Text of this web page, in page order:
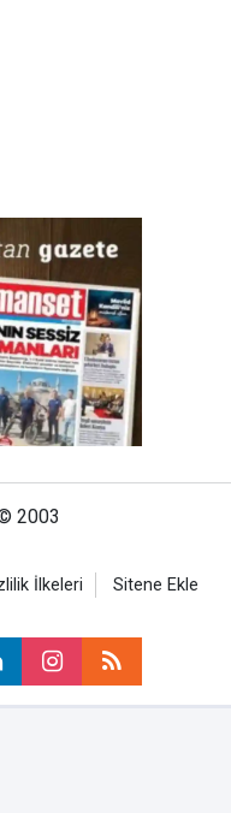
2003
İlkeleri Sitene Ekle